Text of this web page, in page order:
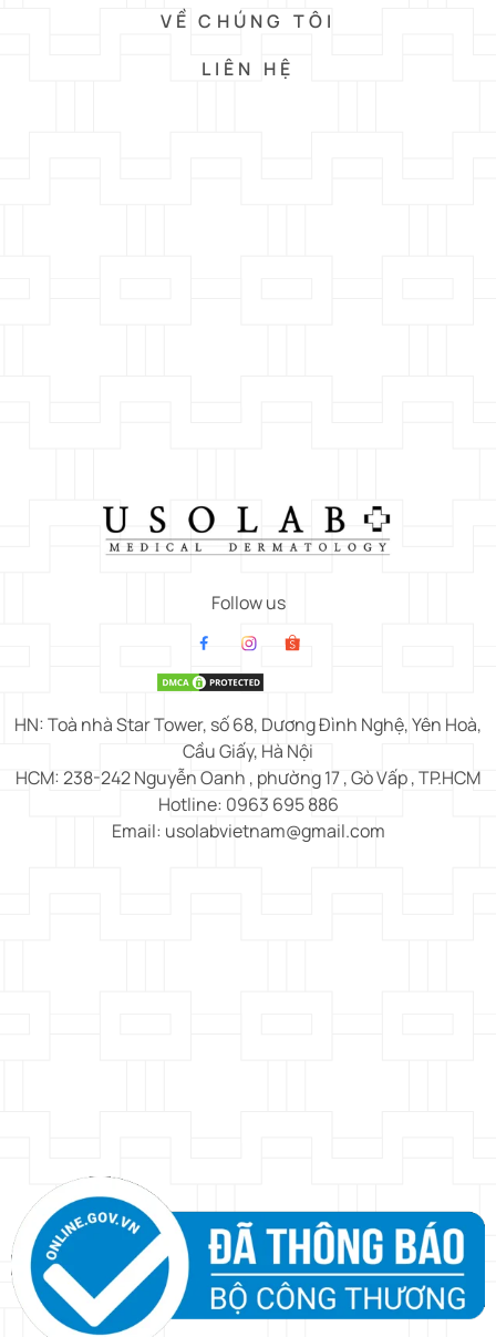
VỀ CHÚNG TÔI
LIÊN HỆ
Follow us
HN: Toà nhà Star Tower, số 68, Dương Đình Nghệ, Yên Hoà,
Cầu Giấy, Hà Nội
HCM: 238-242 Nguyễn Oanh , phường 17 , Gò Vấp , TP.HCM
Hotline: 0963 695 886
Email: usolabvietnam@gmail.com